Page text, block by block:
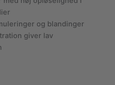
og blandinger
giver lav